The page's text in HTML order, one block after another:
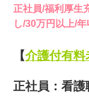
正社員/福利厚生
し/30万円以上/
【介護付有料
正社員：看護